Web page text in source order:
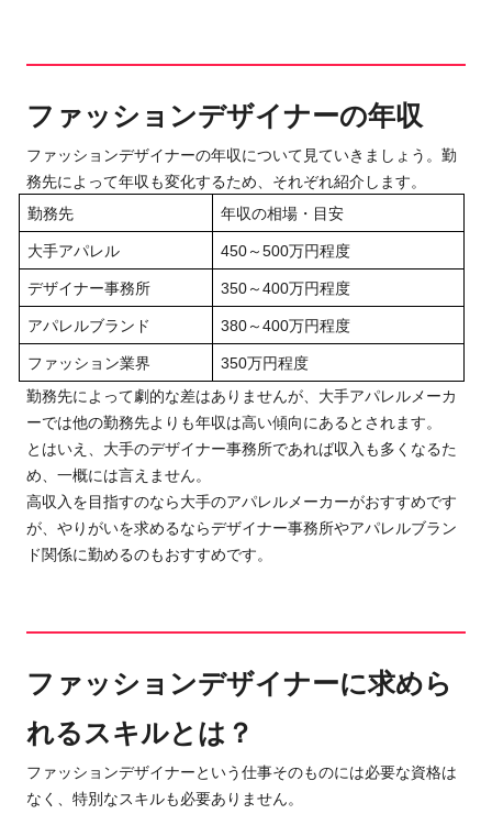
ファッションデザイナーの年収
ファッションデザイナーの年収について見ていきましょう。勤
務先によって年収も変化するため、それぞれ紹介します。
勤務先
年収の相場・目安
大手アパレル 450～500万円程度
デザイナー事務所 350～400万円程度
アパレルブランド 380～400万円程度
ファッション業界 350万円程度
勤務先によって劇的な差はありませんが、大手アパレルメーカ
ーでは他の勤務先よりも年収は高い傾向にあるとされます。
とはいえ、大手のデザイナー事務所であれば収入も多くなるた
め、一概には言えません。
高収入を目指すのなら大手のアパレルメーカーがおすすめです
が、 やりがいを求めるならデザイナー事務所やアパレルブラン
ド関係に勤めるのもおすすめです。
ファッションデザイナーに求めら
れるスキルとは？
ファッションデザイナーという仕事そのものには必要な資格は
なく、特別なスキルも必要ありません。